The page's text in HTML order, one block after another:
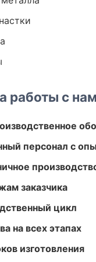
работы с
персонал с
заказчика
цикл
на всех этапах
изготовления